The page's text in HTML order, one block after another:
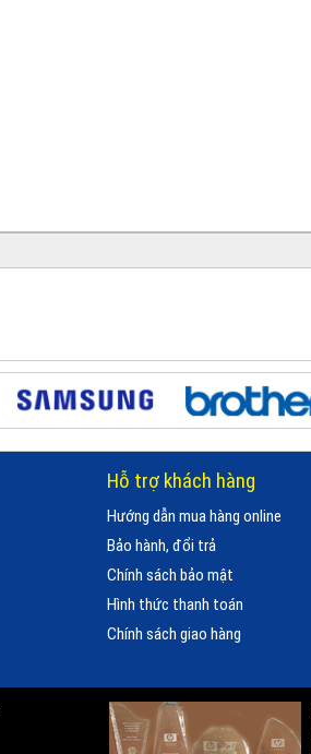
Hỗ trợ khách hàng
Hướng dẫn mua hàng online
Bảo hành, đổi trả
Chính sách bảo mật
Hình thức thanh toán
Chính sách giao hàng